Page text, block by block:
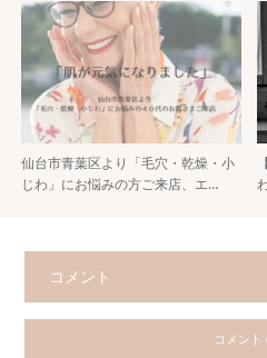
仙台市青葉区より「毛穴・乾燥・小
じわ」にお悩みの方ご来店、エ…
コメント
コメント